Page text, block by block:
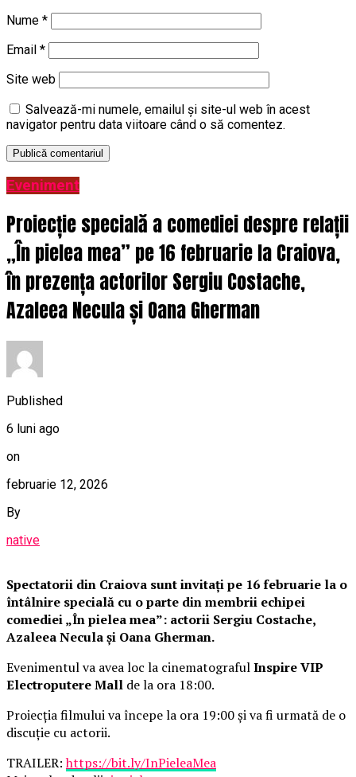
Nume *
Email *
Site web
Salvează-mi numele, emailul și site-ul web în acest
navigator pentru data viitoare când o să comentez.
Eveniment
Proiecție specială a comediei despre relații
„În pielea mea” pe 16 februarie la Craiova,
în prezența actorilor Sergiu Costache,
Azaleea Necula și Oana Gherman
Published
6 luni ago
on
februarie 12, 2026
By
native
Spectatorii din Craiova sunt invitați pe 16 februarie la o
întâlnire specială cu o parte din membrii echipei
comediei „În pielea mea”: actorii Sergiu Costache,
Azaleea Necula și Oana Gherman.
Evenimentul va avea loc la cinematografulInspire VIP
Electroputere Mall de la ora 18:00.
Proiecția filmului va începe la ora 19:00 și va fi urmată de o
discuție cu actorii.
TRAILER:https://bit.ly/InPieleaMea